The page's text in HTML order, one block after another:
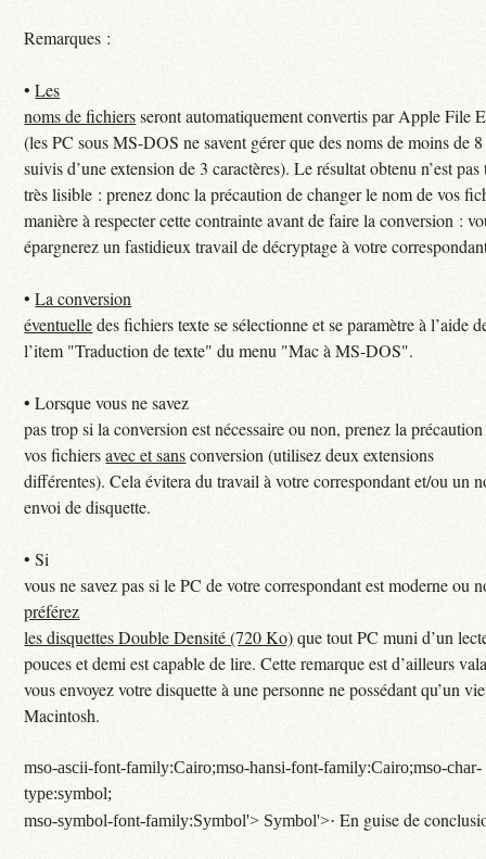
Remarques :
• Les
noms de fichiersseront automatiquement convertis par Apple File
(les PC sous MS-DOS ne savent gérer que des noms de moins de 8
suivis d’une extension de 3 caractères). Le résultat obtenu n’est
très lisible : prenez donc la précaution de changer le nom de vos
manière à respecter cette contrainte avant de faire la conversion :
épargnerez un fastidieux travail de décryptage à votre
• La conversion
éventuelledes fichiers texte se sélectionne et se paramètre à l’aide
l’item "Traduction de texte" du menu "Mac à MS-DOS".
• Lorsque vous ne savez
pas trop si la conversion est nécessaire ou non, prenez la
vos fichiersavec et sansconversion (utilisez deux extensions
différentes). Cela évitera du travail à votre correspondant et/ou un
envoi de disquette.
• Si
vous ne savez pas si le PC de votre correspondant est moderne ou
préférez
les disquettes Double Densité (720 Ko)que tout PC muni d’un
pouces et demi est capable de lire. Cette remarque est d’ailleurs
vous envoyez votre disquette à une personne ne possédant qu’un
Macintosh.
mso-ascii-font-family:Cairo;mso-hansi-font-family:Cairo;mso-char-
type:symbol;
mso-symbol-font-family:Symbol'> Symbol'>· En guise de